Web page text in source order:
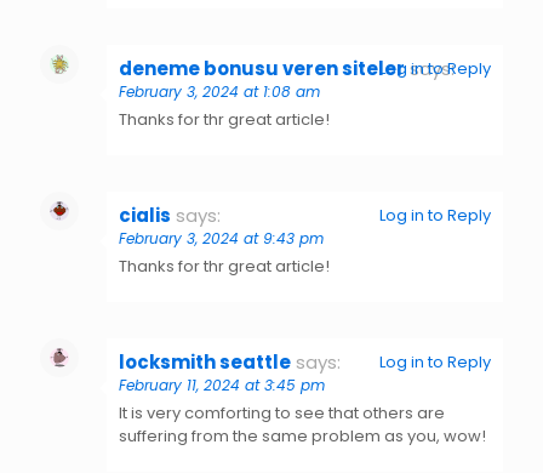
deneme bonusu veren siteler says:
February 3, 2024 at 1:08 am
Thanks for thr great article!
Log in to Reply
cialis says:
February 3, 2024 at 9:43 pm
Thanks for thr great article!
Log in to Reply
locksmith seattle says:
February 11, 2024 at 3:45 pm
It is very comforting to see that others are
suffering from the same problem as you, wow!
Log in to Reply